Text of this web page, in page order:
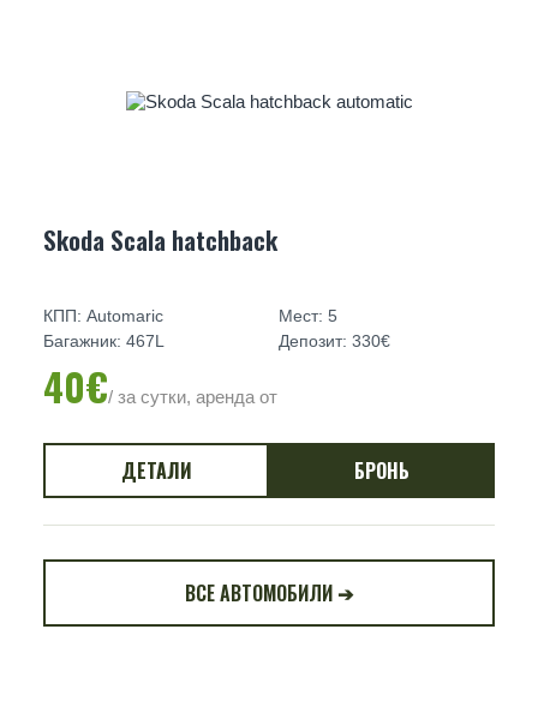
Skoda Scala hatchback
КПП: Automaric
Мест: 5
Багажник: 467L
Депозит: 330€
40€/ за сутки, аренда от
ДЕТАЛИ БРОНЬ
ВСЕ АВТОМОБИЛИ ➔